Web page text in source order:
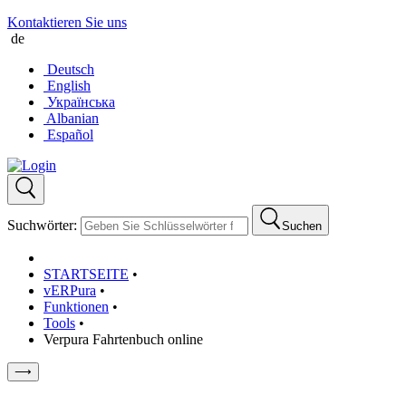
Kontaktieren Sie uns
de
Deutsch
English
Українська
Albanian
Español
Suchwörter: Suchen
STARTSEITE •
vERPura •
Funktionen •
Tools •
Verpura Fahrtenbuch online
⟶